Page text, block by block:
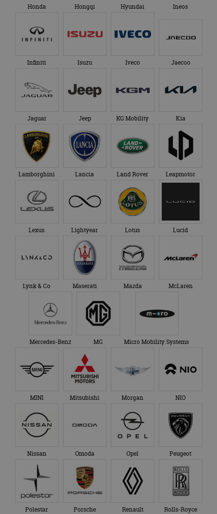
Honda Hongqi Hyundai Ineos
Infiniti Isuzu Iveco Jaecoo
Jaguar Jeep KG Mobility Kia
Lamborghini Lancia Land Rover Leapmotor
Lexus Lightyear Lotus Lucid
Lynk & Co Maserati Mazda McLaren
Mercedes-Benz MG Micro Mobility Systems
MINI Mitsubishi Morgan NIO
Nissan Omoda Opel Peugeot
Polestar Porsche Renault Rolls-Royce